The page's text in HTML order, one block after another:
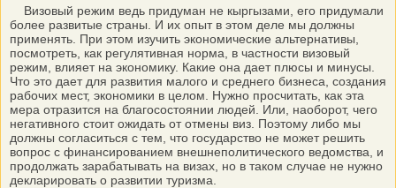
Визовый режим ведь придуман не кыргызами, его придумали
более развитые страны. И их опыт в этом деле мы должны
применять. При этом изучить экономические альтернативы,
посмотреть, как регулятивная норма, в частности визовый
режим, влияет на экономику. Какие она дает плюсы и минусы.
Что это дает для развития малого и среднего бизнеса, создания
рабочих мест, экономики в целом. Нужно просчитать, как эта
мера отразится на благосостоянии людей. Или, наоборот, чего
негативного стоит ожидать от отмены виз. Поэтому либо мы
должны согласиться с тем, что государство не может решить
вопрос с финансированием внешнеполитического ведомства, и
продолжать зарабатывать на визах, но в таком случае не нужно
декларировать о развитии туризма.